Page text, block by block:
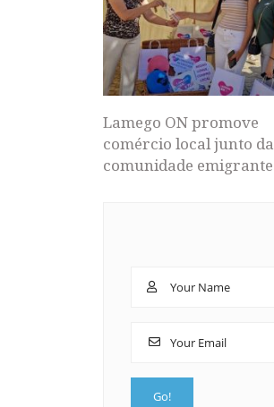
Lamego ON promove
comércio local junto da
comunidade emigrante